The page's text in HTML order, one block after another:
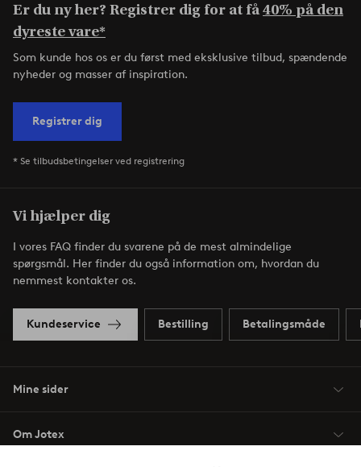
Er du ny her? Registrer dig for at få40% på den
dyreste vare*
Som kunde hos os er du først med eksklusive tilbud, spændende
nyheder og masser af inspiration.
Registrer dig
* Se tilbudsbetingelser ved registrering
Vi hjælper dig
I vores FAQ finder du svarene på de mest almindelige
spørgsmål. Her finder du også information om, hvordan du
nemmest kontakter os.
Kundeservice Bestilling Betalingsmåde
Mine sider
Om Jotex